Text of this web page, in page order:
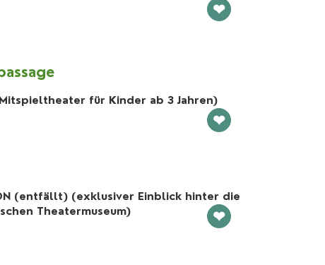
❤
für Kinder ab 3 Jahren)
❤
(entfällt) (exklusiver Einblick hinter die
Theatermuseum)
❤